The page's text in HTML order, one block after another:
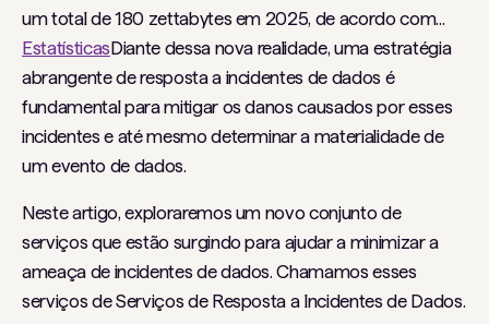
um total de 180 zettabytes em 2025, de acordo com...
EstatísticasDiante dessa nova realidade, uma estratégia
abrangente de resposta a incidentes de dados é
fundamental para mitigar os danos causados ​​por esses
incidentes e até mesmo determinar a materialidade de
um evento de dados.
Neste artigo, exploraremos um novo conjunto de
serviços que estão surgindo para ajudar a minimizar a
ameaça de incidentes de dados. Chamamos esses
serviços de Serviços de Resposta a Incidentes de Dados.